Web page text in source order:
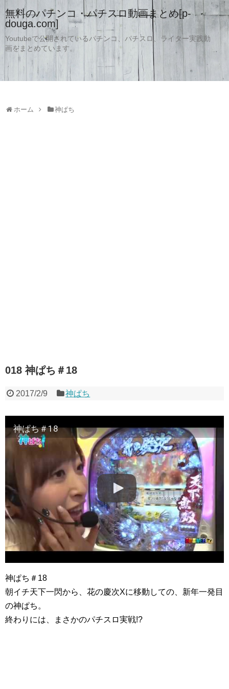
無料のパチンコ・パチスロ動画まとめ[p-
douga.com]
Youtubeで公開されているパチンコ、パチスロ、ライター実践動
画をまとめています。
ホーム 神ぱち
018 神ぱち＃18
2017/2/9 神ぱち
神ぱち＃18
神ぱち＃18
朝イチ天下一閃から、花の慶次Xに移動しての、新年一発目
の神ぱち。
終わりには、まさかのパチスロ実戦!?